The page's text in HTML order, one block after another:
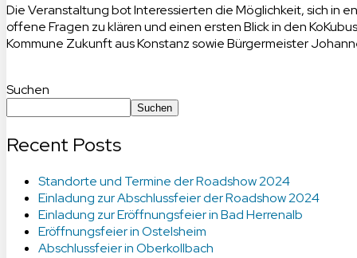
Die Veranstaltung bot Interessierten die Möglichkeit, sich in
offene Fragen zu klären und einen ersten Blick in den
Kommune Zukunft aus Konstanz sowie Bürgermeister
Suchen
Suchen
Recent Posts
Standorte und Termine der Roadshow 2024
Einladung zur Abschlussfeier der Roadshow 2024
Einladung zur Eröffnungsfeier in Bad Herrenalb
Eröffnungsfeier in Ostelsheim
Abschlussfeier in Oberkollbach